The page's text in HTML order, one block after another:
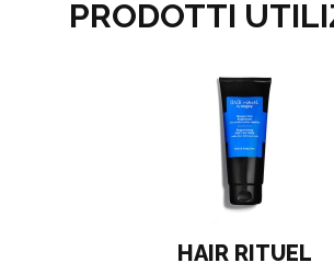
PRODOTTI
HAIR RITUEL